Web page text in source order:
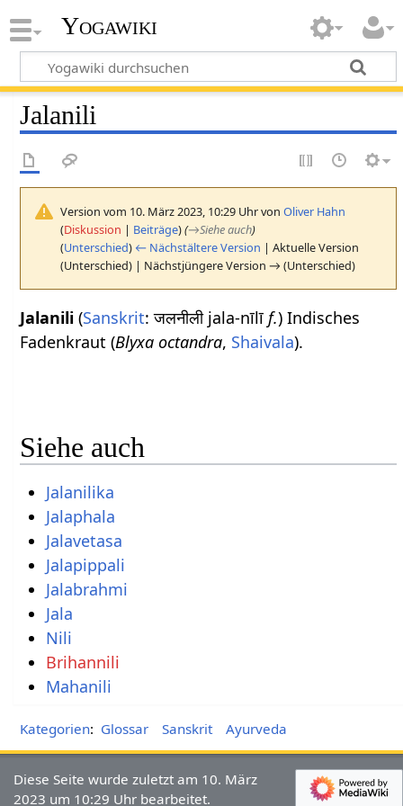
Yogawiki
Jalanili
Version vom 10. März 2023, 10:29 Uhr vonOliver Hahn
(Diskussion | Beiträge)(→Siehe auch)
(Unterschied) ← Nächstältere Version | Aktuelle Version
(Unterschied) | Nächstjüngere Version → (Unterschied)
Jalanili (Sanskrit: जलनीली jala-nīlīf.) Indisches
Fadenkraut (Blyxa octandra, Shaivala).
Siehe auch
Jalanilika
Jalaphala
Jalavetasa
Jalapippali
Jalabrahmi
Jala
Nili
Brihannili
Mahanili
Kategorien: Glossar Sanskrit Ayurveda
Diese Seite wurde zuletzt am 10. März
2023 um 10:29 Uhr bearbeitet.